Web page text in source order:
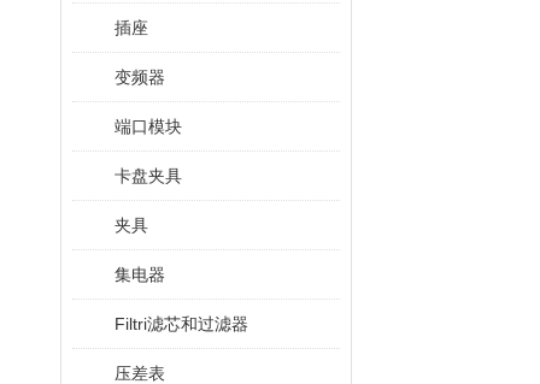
插座
变频器
端口模块
卡盘夹具
夹具
集电器
Filtri滤芯和过滤器
压差表